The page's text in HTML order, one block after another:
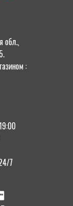
обл.,
:
7